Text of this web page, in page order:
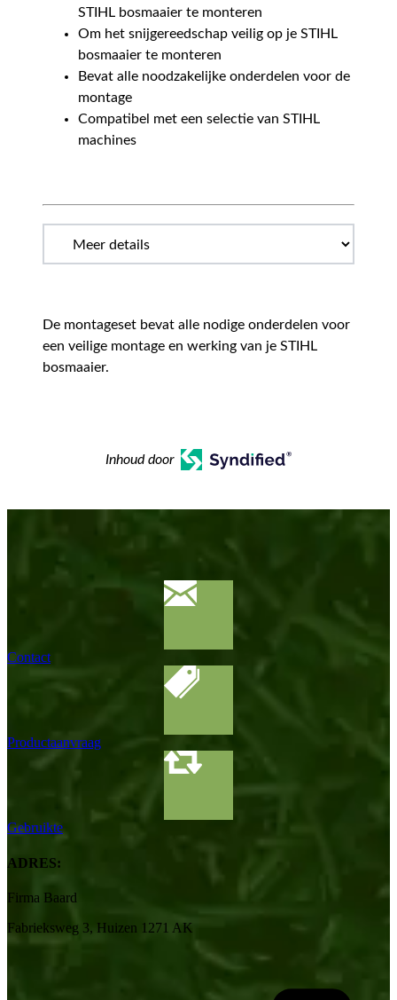
STIHL bosmaaier te monteren
Om het snijgereedschap veilig op je STIHL
bosmaaier te monteren
Bevat alle noodzakelijke onderdelen voor de
montage
Compatibel met een selectie van STIHL
machines
De montageset bevat alle nodige onderdelen voor
een veilige montage en werking van je STIHL
bosmaaier.
Inhoud door
Contact
Productaanvraag
Gebruikte
ADRES:
Firma Baard
Fabrieksweg 3, Huizen 1271 AK